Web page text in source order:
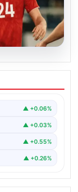
ile…
▲ +0.06%
▲ +0.03%
▲ +0.55%
▲ +0.26%